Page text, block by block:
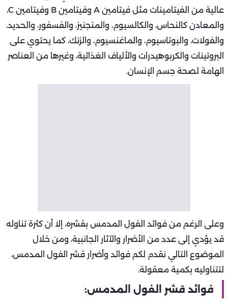
عالية من الفيتامينات مثل فيتامين A وفيتامين B وفيتامين C،
والمعادن كالنحاس، والكالسيوم، والمنجنيز، والفسفور، والحديد،
والفولات، والبوتاسيوم، والماغنسيوم، والزنك، كما يحتوي على
البروتينات والكربوهيدرات والألياف الغذائية، وغيرها من العناصر
الهامة لصحة جسم الإنسان.
وعلى الرغم من فوائد الفول المدمس بقشره، إلا أن كثرة تناوله
قد يؤدي إلى عدد من الأضرار والآثار الجانبية، ومن خلال
الموضوع التالي نقدم لكم فوائد وأضرار قشر الفول المدمس،
لتتناوليه بكمية معقولة.
فوائد قشر الفول المدمس: